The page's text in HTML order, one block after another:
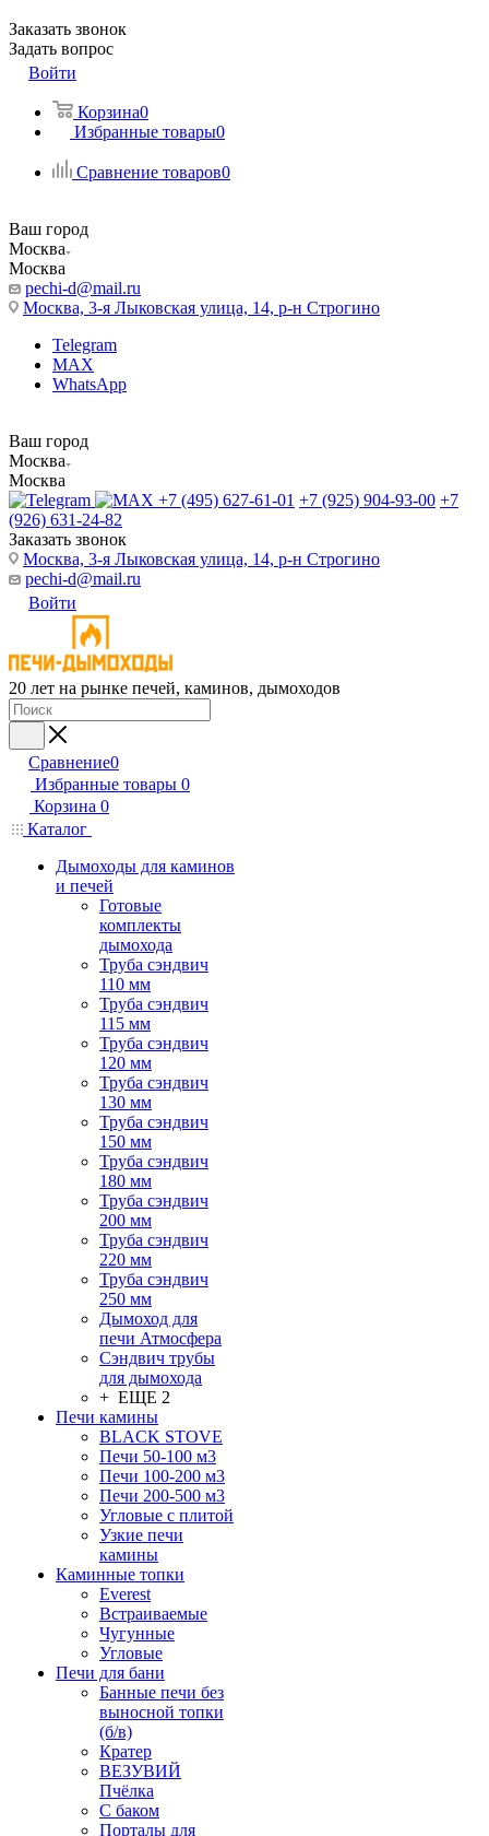
Заказать звонок
Задать вопрос
Войти
Корзина0
Избранные товары0
Сравнение товаров0
Ваш город
Москва
Москва
pechi-d@mail.ru
Москва, 3-я Лыковская улица, 14, р-н Строгино
Telegram
MAX
WhatsApp
Ваш город
Москва
Москва
+7 (495) 627-61-01 +7 (925) 904-93-00 +7
(926) 631-24-82
Заказать звонок
Москва, 3-я Лыковская улица, 14, р-н Строгино
pechi-d@mail.ru
Войти
20 лет на рынке печей, каминов, дымоходов
Сравнение0
Избранные товары 0
Корзина 0
Каталог
Дымоходы для каминов
и печей
Готовые
комплекты
дымохода
Труба сэндвич
110 мм
Труба сэндвич
115 мм
Труба сэндвич
120 мм
Труба сэндвич
130 мм
Труба сэндвич
150 мм
Труба сэндвич
180 мм
Труба сэндвич
200 мм
Труба сэндвич
220 мм
Труба сэндвич
250 мм
Дымоход для
печи Атмосфера
Сэндвич трубы
для дымохода
+ ЕЩЕ 2
Печи камины
BLACK STOVE
Печи 50-100 м3
Печи 100-200 м3
Печи 200-500 м3
Угловые с плитой
Узкие печи
камины
Каминные топки
Everest
Встраиваемые
Чугунные
Угловые
Печи для бани
Банные печи без
выносной топки
(б/в)
Кратер
ВЕЗУВИЙ
Пчёлка
С баком
Порталы для